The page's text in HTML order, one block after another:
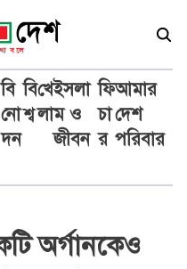
বি
নো
দন
বি
শ্ব
খে
লা
ইসলা
ম ও
জীবন
ফি
চা
র
আমার
দেশ
পরিবার
অর্গানকেও